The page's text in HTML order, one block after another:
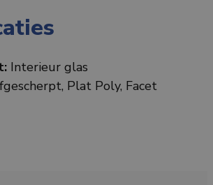
Interieur glas
Plat Poly, Facet